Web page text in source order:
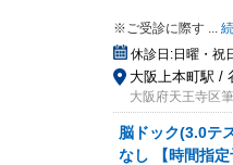
※ご受診に際す ...
休診日:日曜・祝
大阪上本町駅 /
大阪府天王寺区
脳ドック(3.0テ
なし 【時間指定